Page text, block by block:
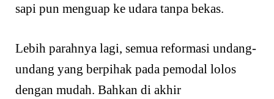
sapi pun menguap ke udara tanpa bekas.
Lebih parahnya lagi, semua reformasi undang-
undang yang berpihak pada pemodal lolos
dengan mudah. Bahkan di akhir